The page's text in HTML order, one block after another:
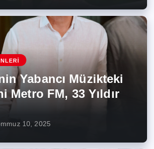
Yabancı Müzikteki
Metro FM, 33 Yıldır
10, 2025